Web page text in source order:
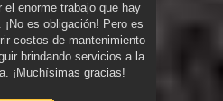
el enorme trabajo que hay
es obligación! Pero es
costos de mantenimiento
brindando servicios a la
¡Muchísimas gracias!